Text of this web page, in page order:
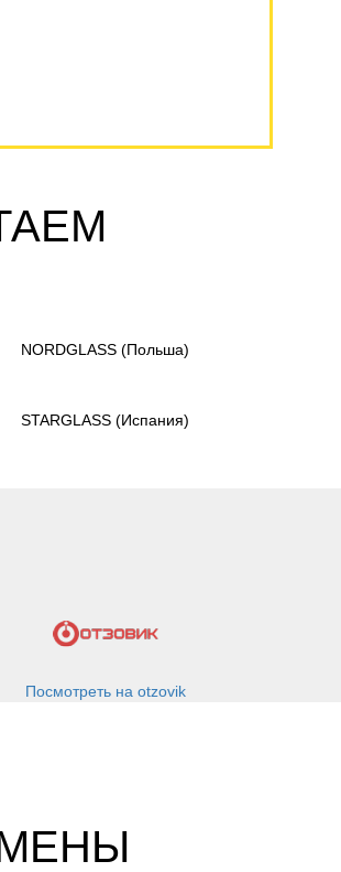
NORDGLASS (Польша)
STARGLASS (Испания)
Посмотреть на otzovik